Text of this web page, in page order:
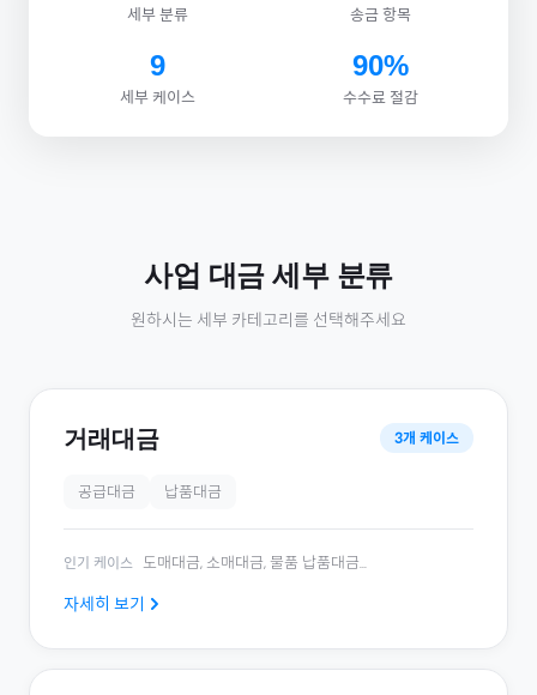
세부 분류 송금 항목
9
세부 케이스
90%
수수료 절감
사업 대금세부 분류
원하시는 세부 카테고리를 선택해주세요
거래대금 3개 케이스
공급대금 납품대금
인기 케이스 도매대금, 소매대금, 물품 납품대금...
자세히 보기